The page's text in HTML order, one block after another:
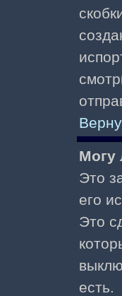
Могу
Это
его
Это
есть.